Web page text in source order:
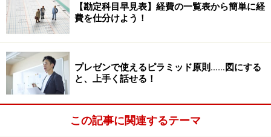
【勘定科目早見表】経費の一覧表から簡単に経
費を仕分けよう！
プレゼンで使えるピラミッド原則……図にする
と、上手く話せる！
この記事に関連するテーマ